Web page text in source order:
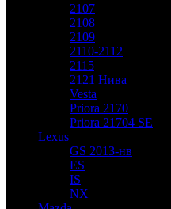
2107
2108
2109
2110-2112
2115
2121 Нива
Vesta
Priora 2170
Priora 21704 SE
Lexus
GS 2013-нв
ES
IS
NX